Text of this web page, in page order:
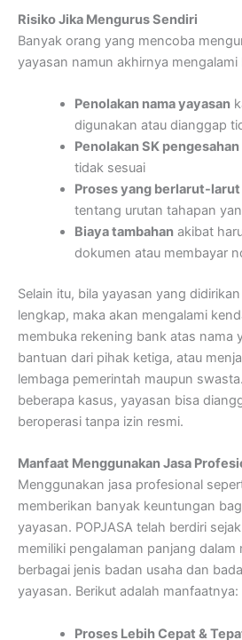
Risiko Jika Mengurus Sendiri
Banyak orang yang mencoba
yayasan namun akhirnya mengalami
Penolakan nama yayasan
digunakan atau dianggap
Penolakan SK pengesahan
tidak sesuai
Proses yang berlarut-larut
tentang urutan tahapan
Biaya tambahanakibat
dokumen atau membayar
Selain itu, bila yayasan yang
lengkap, maka akan mengalami
membuka rekening bank atas nama
bantuan dari pihak ketiga, atau
lembaga pemerintah maupun
beberapa kasus, yayasan bisa
beroperasi tanpa izin resmi.
Manfaat Menggunakan Jasa
Menggunakan jasa profesional
memberikan banyak keuntungan
yayasan. POPJASA telah berdiri
memiliki pengalaman panjang
berbagai jenis badan usaha dan
yayasan. Berikut adalah manfaatnya:
Proses Lebih Cepat &